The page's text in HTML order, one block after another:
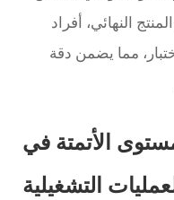
النهائي، أفراد
مما يضمن دقة
الأتمتة في
التشغيلية